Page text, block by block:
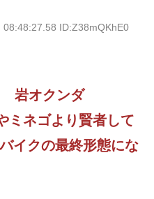
ID:Z38mQKhE0
岩オクンダ
ミネゴより賢者して
イクの最終形態にな